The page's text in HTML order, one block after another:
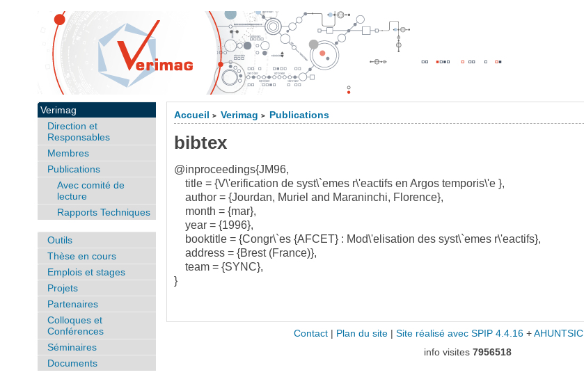
Accueil > Verimag > Publications
bibtex
@inproceedings{JM96,
title = {V\'erification de syst\`emes r\'eactifs en Argos temporis\'e },
author = {Jourdan, Muriel and Maraninchi, Florence},
month = {mar},
year = {1996},
booktitle = {Congr\`es {AFCET} : Mod\'elisation des syst\`emes r\'eactifs},
address = {Brest (France)},
team = {SYNC},
}
Verimag
Direction et
Responsables
Membres
Publications
Avec comité de
lecture
Rapports Techniques
Outils
Thèse en cours
Emplois et stages
Projets
Partenaires
Colloques et
Conférences
Séminaires
Documents
Contact| Plan du site| Site réalisé avec SPIP 4.4.16+ AHUNTSIC
info visites 7956518